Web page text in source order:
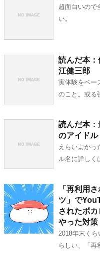
超面白いので
い。
読んだ本
江健三郎
実体験をベー
のこと。或る
読んだ本：
のアイドル
えらいよかっ
ル名に詳しく
「再利用
ツ」で
されたボ
やった対策
2018年末く
らしい、「再